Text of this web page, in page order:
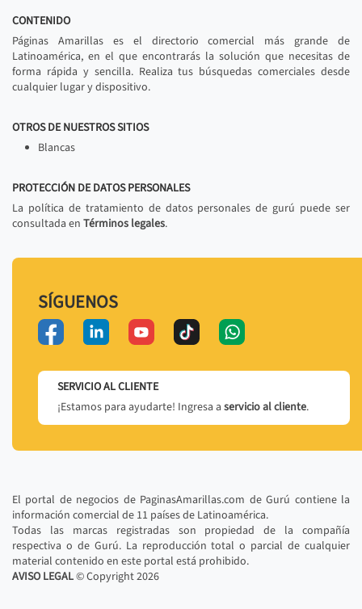
CONTENIDO
Páginas Amarillas es el directorio comercial más grande de
Latinoamérica, en el que encontrarás la solución que necesitas de
forma rápida y sencilla. Realiza tus búsquedas comerciales desde
cualquier lugar y dispositivo.
OTROS DE NUESTROS SITIOS
Blancas
PROTECCIÓN DE DATOS PERSONALES
La política de tratamiento de datos personales de gurú puede ser
consultada en Términos legales.
SÍGUENOS
SERVICIO AL CLIENTE
¡Estamos para ayudarte! Ingresa a servicio al cliente.
El portal de negocios de PaginasAmarillas.com de Gurú contiene la
información comercial de 11 países de Latinoamérica.
Todas las marcas registradas son propiedad de la compañía
respectiva o de Gurú. La reproducción total o parcial de cualquier
material contenido en este portal está prohibido.
AVISO LEGAL© Copyright2026